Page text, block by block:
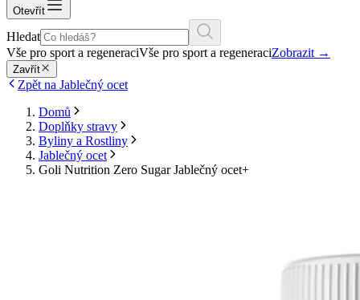
Otevřít
Hledat
Vše pro sport a regeneraciVše pro sport a regeneraciZobrazit →
Zavřít
Zpět na Jablečný ocet
Domů
Doplňky stravy
Byliny a Rostliny
Jablečný ocet
Goli Nutrition Zero Sugar Jablečný ocet+